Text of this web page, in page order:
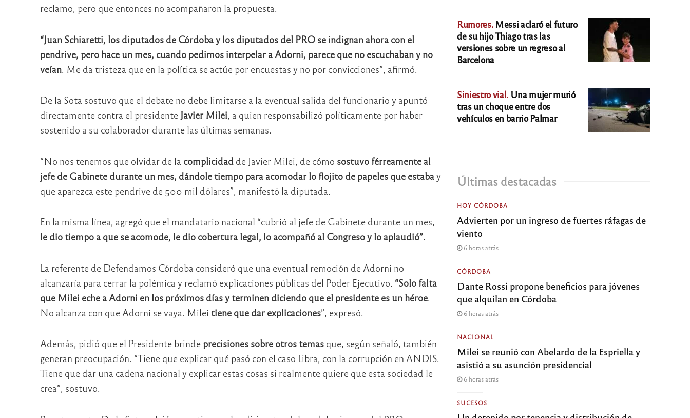
reclamo, pero que entonces no acompañaron la propuesta.
“Juan Schiaretti, los diputados de Córdoba y los diputados del PRO se indignan ahora con el
pendrive, pero hace un mes, cuando pedimos interpelar a Adorni, parece que no escuchaban y no
veían. Me da tristeza que en la política se actúe por encuestas y no por convicciones”, afirmó.
De la Sota sostuvo que el debate no debe limitarse a la eventual salida del funcionario y apuntó
directamente contra el presidente Javier Milei, a quien responsabilizó políticamente por haber
sostenido a su colaborador durante las últimas semanas.
“No nos tenemos que olvidar de la complicidadde Javier Milei, de cómo sostuvo férreamente al
jefe de Gabinete durante un mes, dándole tiempo para acomodar lo flojito de papeles que estabay
que aparezca este pendrive de 500 mil dólares”, manifestó la diputada.
En la misma línea, agregó que el mandatario nacional “cubrió al jefe de Gabinete durante un mes,
le dio tiempo a que se acomode, le dio cobertura legal, lo acompañó al Congreso y lo aplaudió”.
La referente de Defendamos Córdoba consideró que una eventual remoción de Adorni no
alcanzaría para cerrar la polémica y reclamó explicaciones públicas del Poder Ejecutivo. “Solo falta
que Milei eche a Adorni en los próximos días y terminen diciendo que el presidente es un héroe.
No alcanza con que Adorni se vaya. Milei tiene que dar explicaciones”, expresó.
Además, pidió que el Presidente brinde precisiones sobre otros temasque, según señaló, también
generan preocupación. “Tiene que explicar qué pasó con el caso Libra, con la corrupción en ANDIS.
Tiene que dar una cadena nacional y explicar estas cosas si realmente quiere que esta sociedad le
crea”, sostuvo.
Rumores.Messi aclaró el futuro
de su hijo Thiago tras las
versiones sobre un regreso al
Barcelona
Siniestro vial. Una mujer murió
tras un choque entre dos
vehículos en barrio Palmar
Últimas destacadas
HOY CÓRDOBA
Advierten por un ingreso de fuertes ráfagas de
viento
6 horas atrás
CÓRDOBA
Dante Rossi propone beneficios para jóvenes
que alquilan en Córdoba
6 horas atrás
NACIONAL
Milei se reunió con Abelardo de la Espriella y
asistió a su asunción presidencial
6 horas atrás
SUCESOS